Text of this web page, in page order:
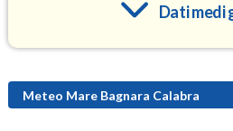
Dati medi
(Ozono)
Meteo Mare Bagnara Calabra